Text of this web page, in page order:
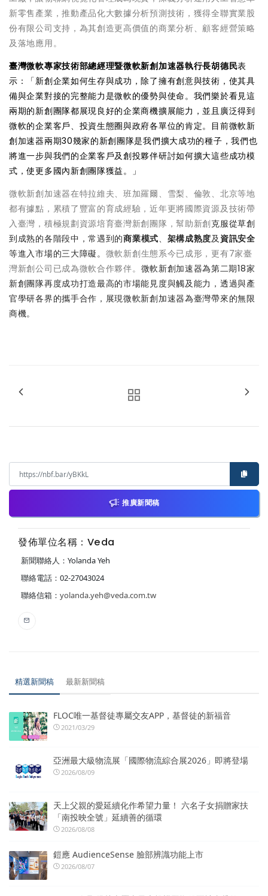
新零售產業，推動產品化大數據分析預測技術，獲得全聯實業股
份有限公司支持，為其創造更高價值的商業分析、顧客經營策略
及落地應用。
臺灣微軟專家技術部總經理暨微軟新創加速器執行長胡德民表
示：「新創企業如何生存與成功，除了擁有創意與技術，使其具
備與企業對接的完整能力是微軟的優勢與使命。我們樂於看見這
兩期的新創團隊都展現良好的企業商機擴展能力，並且廣泛得到
微軟的企業客戶、投資生態圈與政府各單位的肯定。目前微軟新
創加速器兩期30幾家的新創團隊是我們擴大成功的種子，我們也
將進一步與我們的企業客戶及創投夥伴研討如何擴大這些成功模
式，使更多國內新創團隊獲益。」
微軟新創加速器在特拉維夫、班加羅爾、雪梨、倫敦、北京等地
都有據點，累積了豐富的育成經驗，近年更將國際資源及技術帶
入臺灣，積極規劃資源培育臺灣新創團隊，幫助新創克服從草創
到成熟的各階段中，常遇到的商業模式、 架構成熟度及資訊安全
等進入市場的三大障礙。 微軟新創生態系今已成形，更有7家臺
灣新創公司已成為微軟合作夥伴。 微軟新創加速器為第二期18家
新創團隊再度成功打造最高的市場能見度與觸及能力，透過與產
官學研各界的攜手合作，展現微軟新創加速器為臺灣帶來的無限
商機。
推廣新聞稿
發佈單位名稱：Veda
新聞聯絡人：Yolanda Yeh
聯絡電話：02-27043024
聯絡信箱： yolanda.yeh@veda.com.tw
精選新聞稿 最新新聞稿
FLOC唯一基督徒專屬交友APP，基督徒的新福音
2021/03/29
亞洲最大級物流展「國際物流綜合展2026」即將登場
2026/08/09
天上父親的愛延續化作希望力量！ 六名子女捐贈家扶
「南投映全號」延續善的循環
2026/08/08
鎧應 AudienceSense 臉部辨識功能上市
2026/08/07